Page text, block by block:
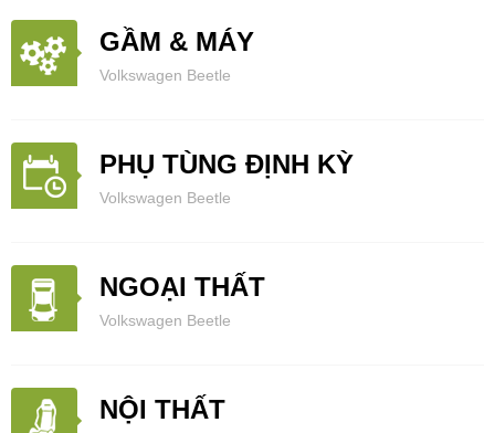
GẦM & MÁY
Volkswagen Beetle
PHỤ TÙNG ĐỊNH KỲ
Volkswagen Beetle
NGOẠI THẤT
Volkswagen Beetle
NỘI THẤT